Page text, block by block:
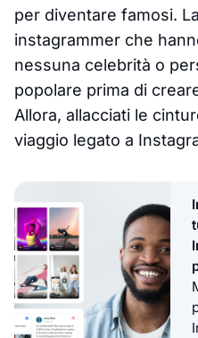
per diventare famosi.
instagrammer che
nessuna celebrità o
popolare prima di
Allora, allacciati le
viaggio legato a